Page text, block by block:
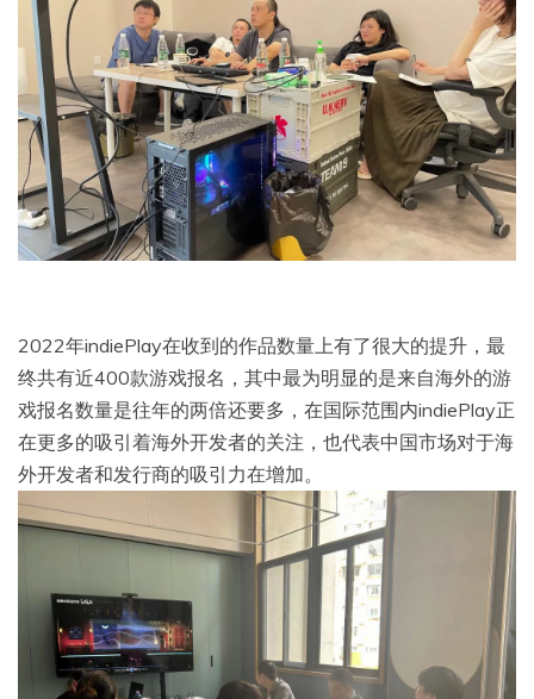
2022年indiePlay在收到的作品数量上有了很大的提升，最
终共有近400款游戏报名，其中最为明显的是来自海外的游
戏报名数量是往年的两倍还要多，在国际范围内indiePlay正
在更多的吸引着海外开发者的关注，也代表中国市场对于海
外开发者和发行商的吸引力在增加。